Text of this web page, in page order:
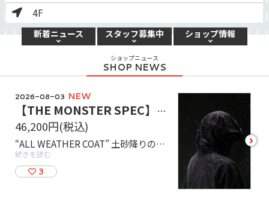
4F
新着ニュース スタッフ募集中 ショップ情報
ショップニュース
2026-08-03 NEW
【THE MONSTER SPEC】最先端の撥水性能を備えた完全防水ロングコート
46,200円(税込)
“ALL WEATHER COAT” 土砂降りの雨や暴風雨、台風… あらゆる悪天候から身体を守ってくれる、全天候型のアウターです。 強撥水性と透湿性に優れた生地で中が蒸れにくく、汗をかいた後でも、身体を冷やすことなく快適に着用できます。 足元のスナップボタンを留めればジャンプスーツ型にもなる為、降雨時の作業や自転車に乗る時にも活躍します。 レインウェアとしてはもちろん、サッと羽織って普段使いのコートとしてもお使いいただけます。 カラーは BLACK、サイズはSM / MLの2種類になります。 店頭でご試着もできますので、お気軽にお声がけください！
続きを読む
3
see
more